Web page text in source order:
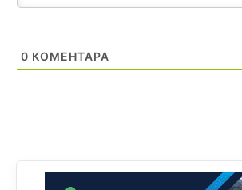
0 КОМЕНТАРА
Prema podacima o informaciono-
tehnologijama, čak 33,4% domaćinstava u
koristi internet, niti ima pristup računarima